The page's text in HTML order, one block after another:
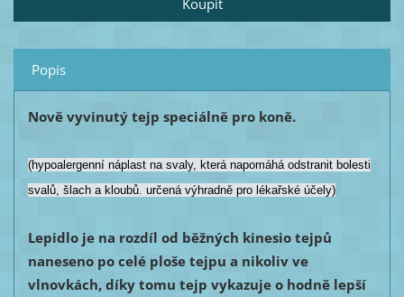
Popis
Nově vyvinutý tejp speciálně pro koně.
(hypoalergenní náplast na svaly, která napomáhá odstranit bolesti
svalů, šlach a kloubů. určená výhradně pro lékařské účely)
Lepidlo je na rozdíl od běžných kinesio tejpů
naneseno po celé ploše tejpu a nikoliv ve
vlnovkách, díky tomu tejp vykazuje o hodně lepší